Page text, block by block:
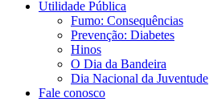
Utilidade Pública
Fumo: Consequências
Prevenção: Diabetes
Hinos
O Dia da Bandeira
Dia Nacional da Juventude
Fale conosco